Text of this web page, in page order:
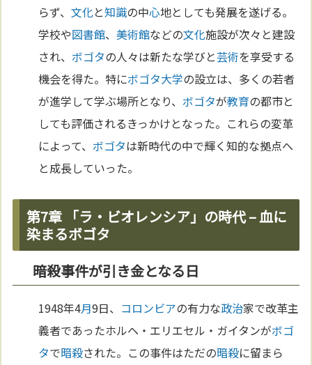
らず、文化と知識の中心地としても発展を遂げる。
学校や図書館、美術館などの文化施設が次々と建設
され、 ボゴタの人々は新たな学びと芸術を享受する
機会を得た。特にボゴタ大学の設立は、多くの若者
が進学して学ぶ場所となり、 ボゴタが教育の都市と
しても評価されるきっかけとなった。これらの変革
によって、 ボゴタは新時代の中で輝く知的な拠点へ
と成長していった。
第7章 「ラ・ビオレンシア」の時代 – 血に
染まるボゴタ
暗殺事件が引き金となる日
1948年4月9日、 コロンビアの有力な政治家で改革主
義者であったホルヘ・エリエセル・ガイタンがボゴ
タで暗殺された。この事件はただの暗殺に留まら